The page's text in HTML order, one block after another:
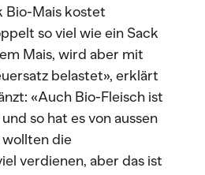
Bio-Mais kostet
so viel wie ein Sack
Mais, wird aber mit
belastet», erklärt
«Auch Bio-Fleisch ist
so hat es von aussen
wollten die
verdienen, aber das ist